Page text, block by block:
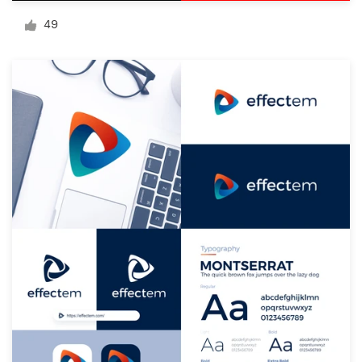
49
Diseño de logotipo
Tarjeta de presentación
Diseño de páginas web
Guía de la marca
Explorar todas las categorías
Soporte
1 800 513 1678